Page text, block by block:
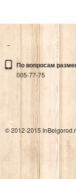
© 2012-2015
По вопросам
005-77-75